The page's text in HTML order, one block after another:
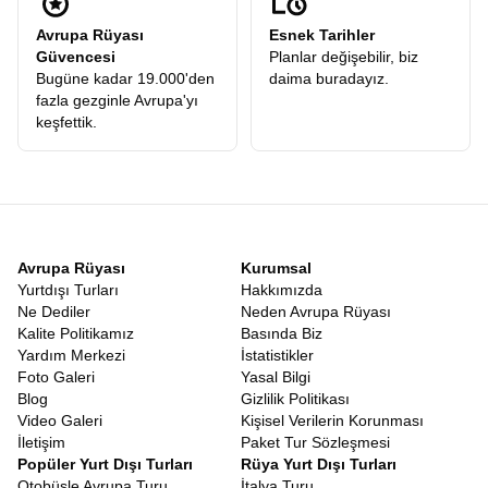
vermeden, en iyi otellerde konaklayarak ve en tecrübeli
rehberlerle gezerek, verdiğiniz ücretin karşılığını fazlasıyla
alırsınız.
Uygun Fiyatlı Benelux Turu
Herkesin dünyayı gezme hakkı olduğuna inanıyoruz. Bu vizyonla,
Uygun Fiyatlı Benelux Turu
erken rezervasyon dönemlerinde kaçırılmayacak fırsatlar
Rüyası'nın operasyonel gücü ve yılların getirdiği tecrübe
sayesinde, maliyetleri optimize ederek size en iyi deneyimi en
makul bütçelerle sunabiliyoruz. Öğrencisinden emeklisine, balayı
çiftlerinden yalnız gezginlere kadar her kesimden insanın
katılabileceği bu turlar,
En Ucuz Benelux Turu
sarsmadan Avrupa’yı keşfetmenin en akılcı yoludur.
Benelux Turu 2026
Seyahat tutkunları bilir ki, iyi bir tatil iyi bir planlama gerektirir.
Şimdiden
sezonu için yerinizi ayırtmak hem
fiyat avantajı sağlar hem de kontenjan sorunu yaşamanızı
engeller. Özellikle vize süreçlerinin yoğun olduğu dönemlerde,
Avrupa Rüyası
Güvencesi
Bugüne kadar 19.000'den
fazla gezginle Avrupa'yı
keşfettik.
Esnek Tarihler
Planlar değişebilir, biz
daima buradayız.
Avrupa Rüyası
Yurtdışı Turları
Ne Dediler
Kalite Politikamız
Yardım Merkezi
Foto Galeri
Blog
Video Galeri
İletişim
Kurumsal
Hakkımızda
Neden Avrupa Rüyası
Basında Biz
İstatistikler
Yasal Bilgi
Gizlilik Politikası
Kişisel Verilerin Korunması
Paket Tur Sözleşmesi
Popüler Yurt Dışı Turları
Rüya Yurt Dışı Turları